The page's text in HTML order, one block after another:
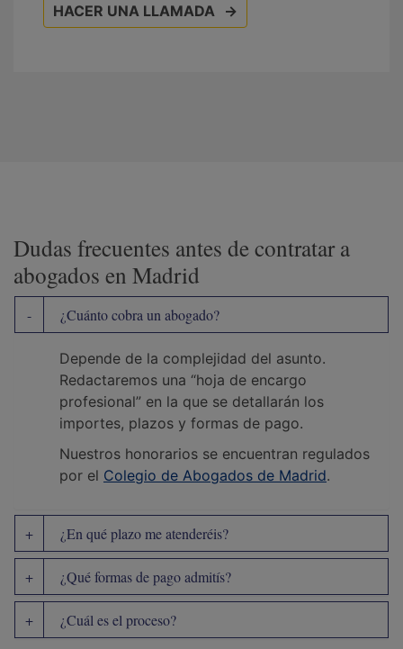
HACER UNA LLAMADA
Dudas frecuentes antes de contratar a
abogados en Madrid
¿Cuánto cobra un abogado?
Depende de la complejidad del asunto.
Redactaremos una “hoja de encargo
profesional” en la que se detallarán los
importes, plazos y formas de pago.
Nuestros honorarios se encuentran regulados
por el Colegio de Abogados de Madrid.
¿En qué plazo me atenderéis?
¿Qué formas de pago admitís?
¿Cuál es el proceso?